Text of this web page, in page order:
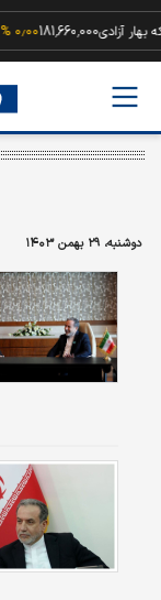
سکه بهار آزادی181,660,000
دوشنبه، ۲۹ بهمن ۱۴۰۳